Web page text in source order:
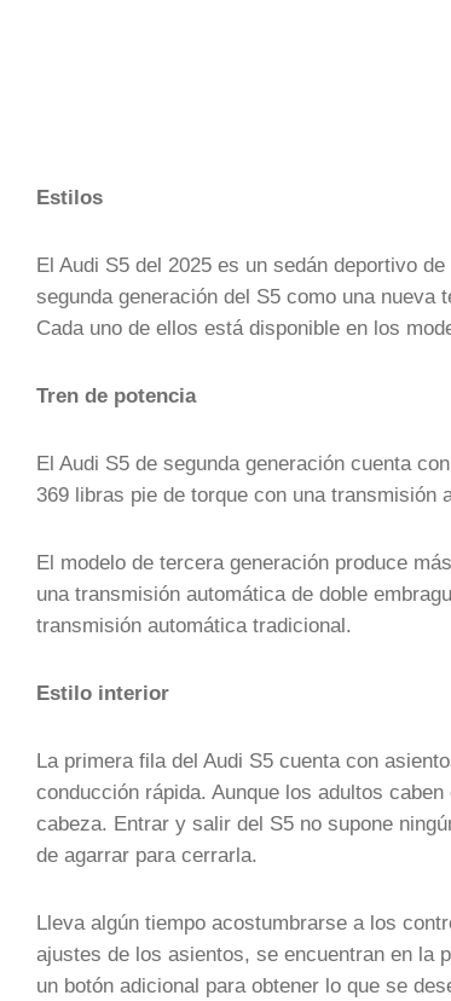
Estilos
El Audi S5 del 2025 es un sedán deportivo
segunda generación del S5 como una nueva
Cada uno de ellos está disponible en los
Tren de potencia
El Audi S5 de segunda generación cuenta
369 libras pie de torque con una
El modelo de tercera generación produce
una transmisión automática de doble
transmisión automática tradicional.
Estilo interior
La primera fila del Audi S5 cuenta con
conducción rápida. Aunque los adultos
cabeza. Entrar y salir del S5 no supone
de agarrar para cerrarla.
Lleva algún tiempo acostumbrarse a los
ajustes de los asientos, se encuentran en la
un botón adicional para obtener lo que se